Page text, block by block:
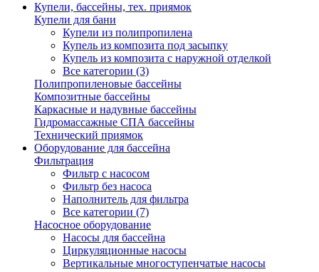
Купели, бассейны, тех. приямок
Купели для бани
Купели из полипропилена
Купель из композита под засыпку
Купель из композита с наружной отделкой
Все категории (3)
Полипропиленовые бассейны
Композитные бассейны
Каркасные и надувные бассейны
Гидромассажные СПА бассейны
Технический приямок
Оборудование для бассейна
Фильтрация
Фильтр с насосом
Фильтр без насоса
Наполнитель для фильтра
Все категории (7)
Насосное оборудование
Насосы для бассейна
Циркуляционные насосы
Вертикальные многоступенчатые насосы